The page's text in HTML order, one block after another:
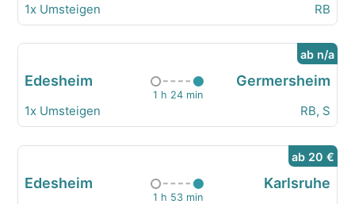
1x Umsteigen RB
ab n/a
Edesheim
1 h 24 min
Germersheim
1x Umsteigen RB, S
ab 20 €
Edesheim
1 h 53 min
Karlsruhe